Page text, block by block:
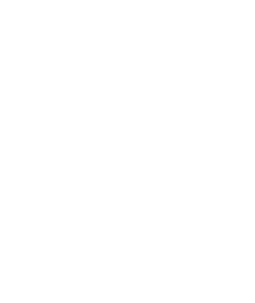
ザーです
績があります
ります
日数内に発送してい
す
す